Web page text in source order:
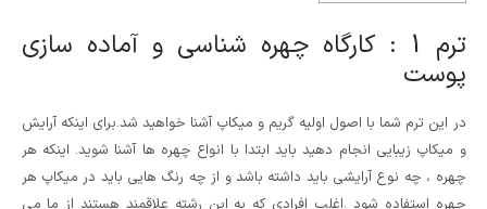
ترم 1 : کارگاه چهره شناسی و آماده سازی
پوست
در این ترم شما با اصول اولیه گریم و میکاپ آشنا خواهید شد.برای اینکه آرایش
و میکاپ زیبایی انجام دهید باید ابتدا با انواع چهره ها آشنا شوید. اینکه هر
چهره ، چه نوع آرایشی باید داشته باشد و از چه رنگ هایی باید در میکاپ هر